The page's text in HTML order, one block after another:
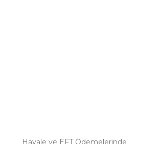
Havale ve EFT Ödemelerinde